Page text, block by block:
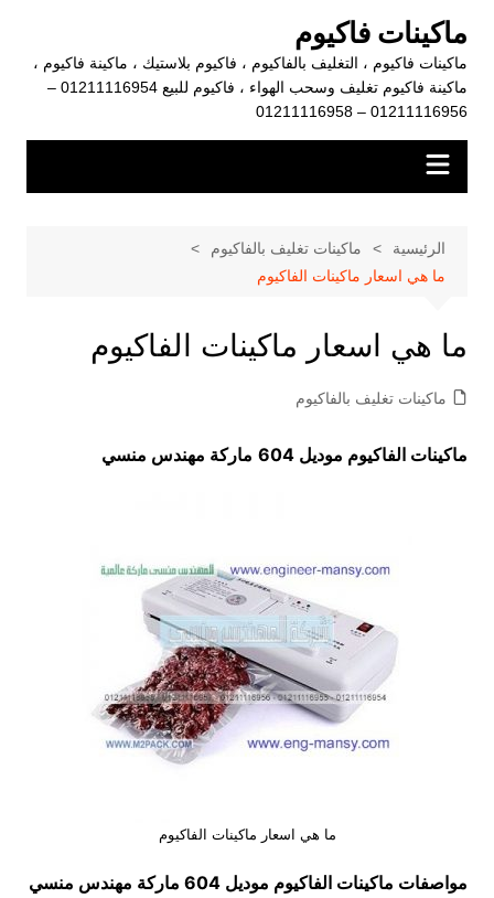
المحتوى
ماكينات فاكيوم
ماكينات فاكيوم ، التغليف بالفاكيوم ، فاكيوم بلاستيك ، ماكينة فاكيوم ،
ماكينة فاكيوم تغليف وسحب الهواء ، فاكيوم للبيع 01211116954 –
01211116956 – 01211116958
الرئيسية
ماكينات تغليف بالفاكيوم
ما هي اسعار ماكينات الفاكيوم
ما هي اسعار ماكينات الفاكيوم
ماكينات تغليف بالفاكيوم
ماكينات الفاكيوم موديل 604 ماركة مهندس منسي
ما هي اسعار ماكينات الفاكيوم
مواصفات ماكينات الفاكيوم موديل 604 ماركة مهندس منسي